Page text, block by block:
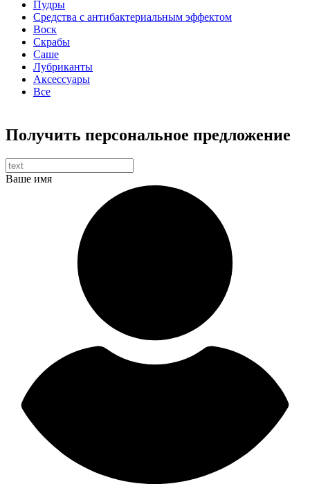
Пудры
Средства с антибактериальным эффектом
Воск
Скрабы
Саше
Лубриканты
Аксессуары
Все
Получить персональное предложение
Ваше имя